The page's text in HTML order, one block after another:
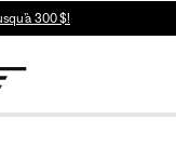
300 $!